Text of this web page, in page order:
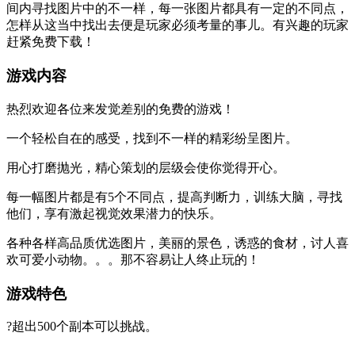
间内寻找图片中的不一样，每一张图片都具有一定的不同点，
怎样从这当中找出去便是玩家必须考量的事儿。有兴趣的玩家
赶紧免费下载！
游戏内容
热烈欢迎各位来发觉差别的免费的游戏！
一个轻松自在的感受，找到不一样的精彩纷呈图片。
用心打磨抛光，精心策划的层级会使你觉得开心。
每一幅图片都是有5个不同点，提高判断力，训练大脑，寻找
他们，享有激起视觉效果潜力的快乐。
各种各样高品质优选图片，美丽的景色，诱惑的食材，讨人喜
欢可爱小动物。。。那不容易让人终止玩的！
游戏特色
?超出500个副本可以挑战。